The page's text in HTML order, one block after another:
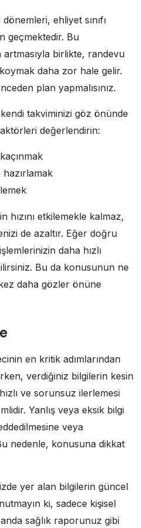
ehliyet sınıfı
geçmektedir. Bu
birlikte, randevu
daha zor hale gelir.
plan yapmalısınız.
takviminizi göz önünde
değerlendirin:
hızını etkilemekle kalmaz,
de azaltır. Eğer doğru
daha hızlı
Bu da konusunun ne
daha gözler önüne
en kritik adımlarından
verdiğiniz bilgilerin kesin
ve sorunsuz ilerlemesi
Yanlış veya eksik bilgi
veya
nedenle, konusuna dikkat
yer alan bilgilerin güncel
ki, sadece kişisel
sağlık raporunuz gibi